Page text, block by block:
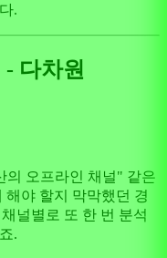
.
다차원
의 오프라인 채널" 같은
야 할지 막막했던 경
널별로 또 한 번 분석
.